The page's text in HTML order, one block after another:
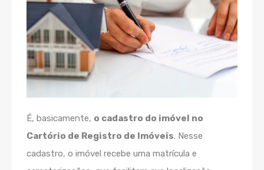
É, basicamente, o cadastro do imóvel no
Cartório de Registro de Imóveis. Nesse
cadastro, o imóvel recebe uma matrícula e